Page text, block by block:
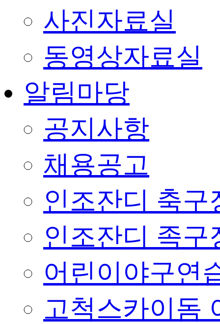
사진자료실
동영상자료실
알림마당
공지사항
채용공고
인조잔디 축구
인조잔디 족구
어린이야구연
고척스카이돔